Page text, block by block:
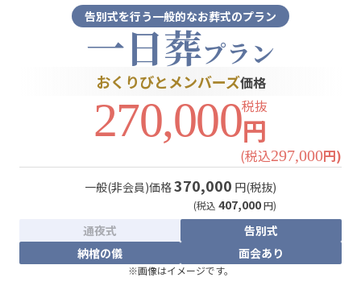
告別式を行う一般的なお葬式のプラン
一日葬プラン
おくりびとメンバーズ価格
270,000税抜
円
(税込297,000円)
一般(非会員)価格370,000 円(税抜)
(税込 407,000円)
通夜式
告別式
納棺の儀
面会あり
※画像はイメージです。